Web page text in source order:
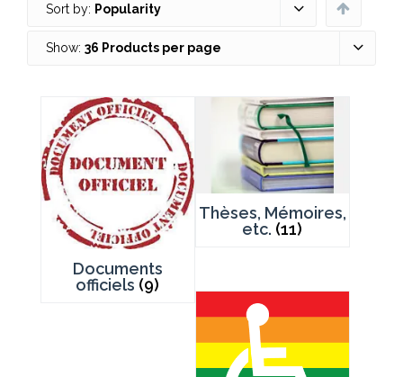
Sort by: Popularity
Show: 36 Products per page
Documents
officiels (9)
Thèses, Mémoires,
etc. (11)